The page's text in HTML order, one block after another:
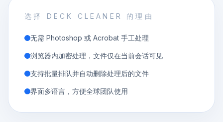
选择 DECK CLEANER 的理由
无需 Photoshop 或 Acrobat 手工处理
浏览器内加密处理，文件仅在当前会话可见
支持批量排队并自动删除处理后的文件
界面多语言，方便全球团队使用